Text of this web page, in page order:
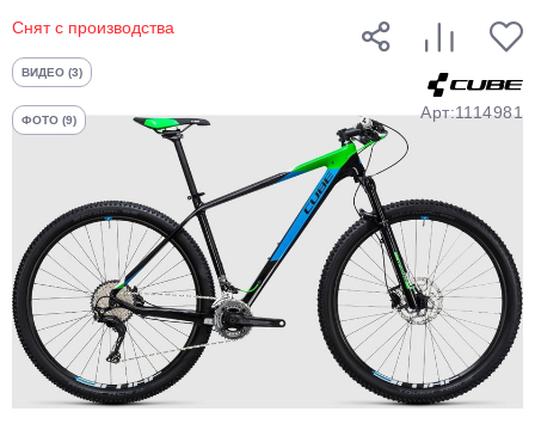
Снят с производства
ВИДЕО (3)
ФОТО (9) Арт:1114981
График платежей
Добавляйте товары
в корзину
Оплачивайте сегодня только
25% картой любого банка